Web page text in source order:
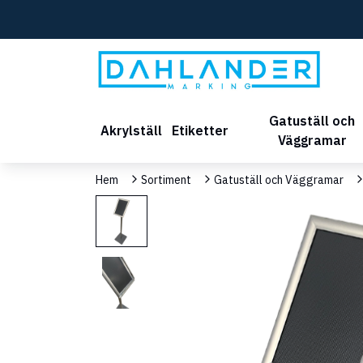
Akrylställ Etiketter
Gatuställ och
Väggramar
Hem Sortiment Gatuställ och Väggramar